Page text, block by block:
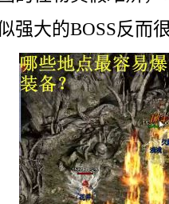
强大的BOSS反而很